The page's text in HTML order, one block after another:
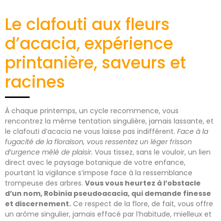
Le clafouti aux fleurs
d’acacia, expérience
printanière, saveurs et
racines
À chaque printemps, un cycle recommence, vous
rencontrez la même tentation singulière, jamais lassante, et
le clafouti d’acacia ne vous laisse pas indifférent. Face à la
fugacité de la floraison, vous ressentez un léger frisson
d’urgence mêlé de plaisir. Vous tissez, sans le vouloir, un lien
direct avec le paysage botanique de votre enfance,
pourtant la vigilance s’impose face à la ressemblance
trompeuse des arbres. Vous vous heurtez à l’obstacle
d’un nom, Robinia pseudoacacia, qui demande finesse
et discernement. Ce respect de la flore, de fait, vous offre
un arôme singulier, jamais effacé par l’habitude, mielleux et